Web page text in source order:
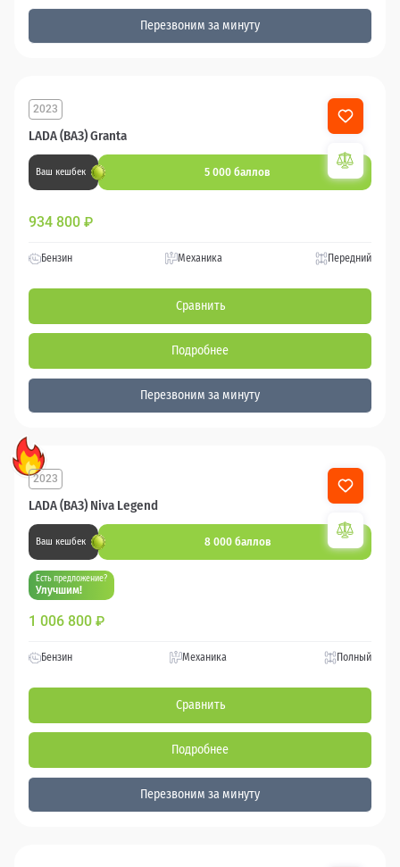
Перезвоним за минуту
LADA (ВАЗ) Granta
2023
Ваш кешбек 5 000 баллов
934 800 ₽
Бензин Механика Передний
Сравнить
Подробнее
Перезвоним за минуту
LADA (ВАЗ) Niva Legend
2023
Ваш кешбек 8 000 баллов
Есть предложение?
Улучшим!
1 006 800 ₽
Бензин Механика Полный
Сравнить
Подробнее
Перезвоним за минуту